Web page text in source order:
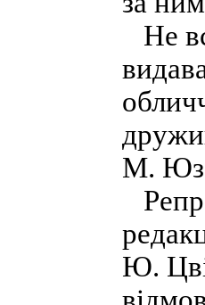
Не
М.
Ю.